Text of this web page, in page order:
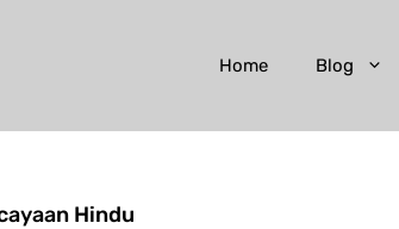
Home Blog
Hindu